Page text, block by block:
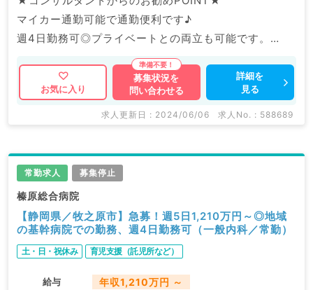
マイカー通勤可能で通勤便利です♪
週4日勤務可◎プライベートとの両立も可能です。
マイナビDOCTORでは病院やクリニックなどの医療機
関求人はもちろんのこと、
掲載情報以外にも産業医等の企業系求人も多数扱ってい
求人内容の詳細等はお気軽にお問合せ下さい。
お気に入り
募集状況を
問い合わせる
詳細を
見る
求人更新日 : 2024/06/06 求人No. : 588689
常勤求人 募集停止
榛原総合病院
【静岡県／牧之原市】急募！週5日1,210万円～◎地域
の基幹病院での勤務、週4日勤務可（一般内科／常勤）
土・日・祝休み 育児支援（託児所など）
給与 年収1,210万円 ～